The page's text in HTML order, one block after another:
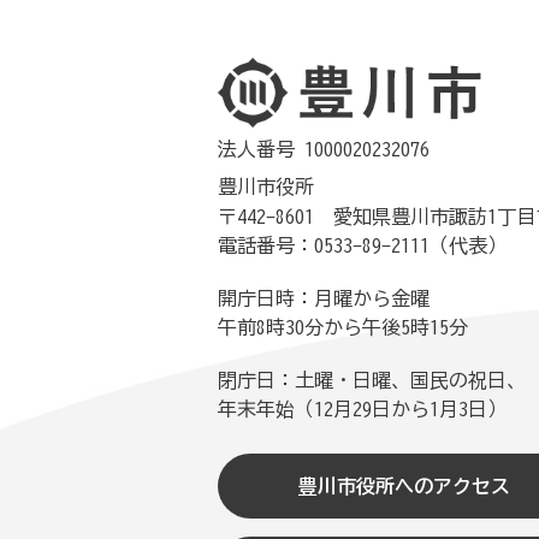
法人番号 1000020232076
豊川市役所
〒442-8601 愛知県豊川市諏訪1丁目
電話番号：0533-89-2111（代表）
開庁日時：月曜から金曜
午前8時30分から午後5時15分
閉庁日：土曜・日曜、国民の祝日、
年末年始（12月29日から1月3日）
豊川市役所へのアクセス